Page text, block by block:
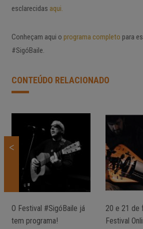
esclarecidas aqui.
Conheçam aqui o programa completo para
#SigóBaile.
CONTEÚDO RELACIONADO
<
O Festival #SigóBaile já
tem programa!
20 e 21 de
Festival